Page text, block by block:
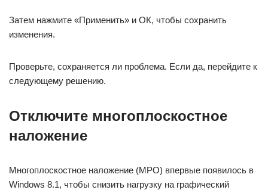
Затем нажмите «Применить» и ОК, чтобы сохранить
изменения.
Проверьте, сохраняется ли проблема. Если да, перейдите к
следующему решению.
Отключите многоплоскостное
наложение
Многоплоскостное наложение (MPO) впервые появилось в
Windows 8.1, чтобы снизить нагрузку на графический